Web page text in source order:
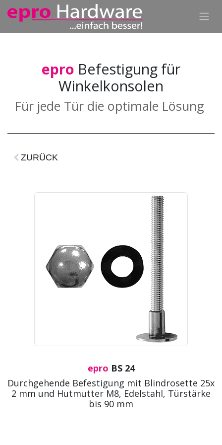
epro Befestigung für
Winkelkonsolen
Für jede Tür die optimale Lösung
ZURÜCK
epro BS 24
Durchgehende Befestigung mit Blindrosette 25x
2 mm und Hutmutter M8, Edelstahl, Türstärke
bis 90 mm